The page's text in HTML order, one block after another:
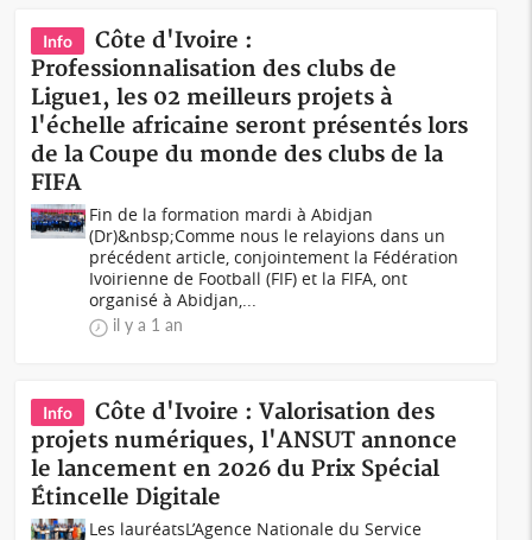
Info
Côte d'Ivoire :
Professionnalisation des clubs de
Ligue1, les 02 meilleurs projets à
l'échelle africaine seront présentés lors
de la Coupe du monde des clubs de la
FIFA
Fin de la formation mardi à Abidjan
(Dr)&nbsp;Comme nous le relayions dans un
précédent article, conjointement la Fédération
Ivoirienne de Football (FIF) et la FIFA, ont
organisé à Abidjan,...
il y a 1 an
Info
Côte d'Ivoire : Valorisation des
projets numériques, l'ANSUT annonce
le lancement en 2026 du Prix Spécial
Étincelle Digitale
Les lauréatsL’Agence Nationale du Service